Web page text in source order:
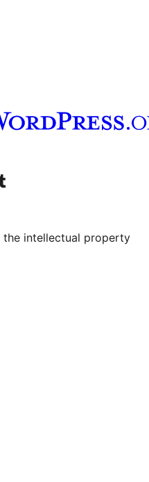
náš Tumblr účet
the intellectual property